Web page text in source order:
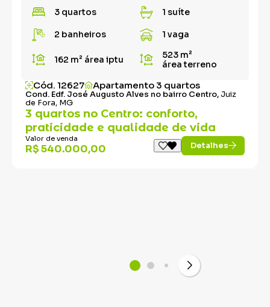
3 quartos 1 suíte
2 banheiros 1 vaga
162 m² área iptu
523 m²
área terreno
Cód. 12627 Apartamento 3 quartos
Cond. Edf. José Augusto Alves no bairro Centro,Juiz
de Fora, MG
3 quartos no Centro: conforto,
praticidade e qualidade de vida
Valor de venda
R$ 540.000,00 Detalhes